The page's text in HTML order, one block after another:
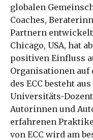
globalen
Coaches,
Partnern
Chicago, USA, hat
positiven Einfluss
Organisationen auf
des ECC besteht
Universitäts-
Autorinnen und
erfahrenen
von ECC wird am